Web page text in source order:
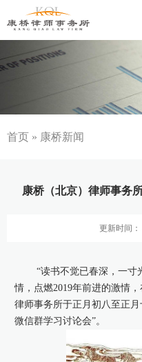
康桥
首页 » 康桥新闻
康桥（北京）律师事务
更新时间：
“读书不觉已春深，一寸光
情，点燃2019年前进的激情
律师事务所于正月初八至正
微信群学习讨论会”。